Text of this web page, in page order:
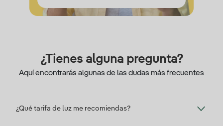
¿Tienes alguna pregunta?
Aquí encontrarás algunas de las dudas más frecuentes
¿Qué tarifa de luz me recomiendas?